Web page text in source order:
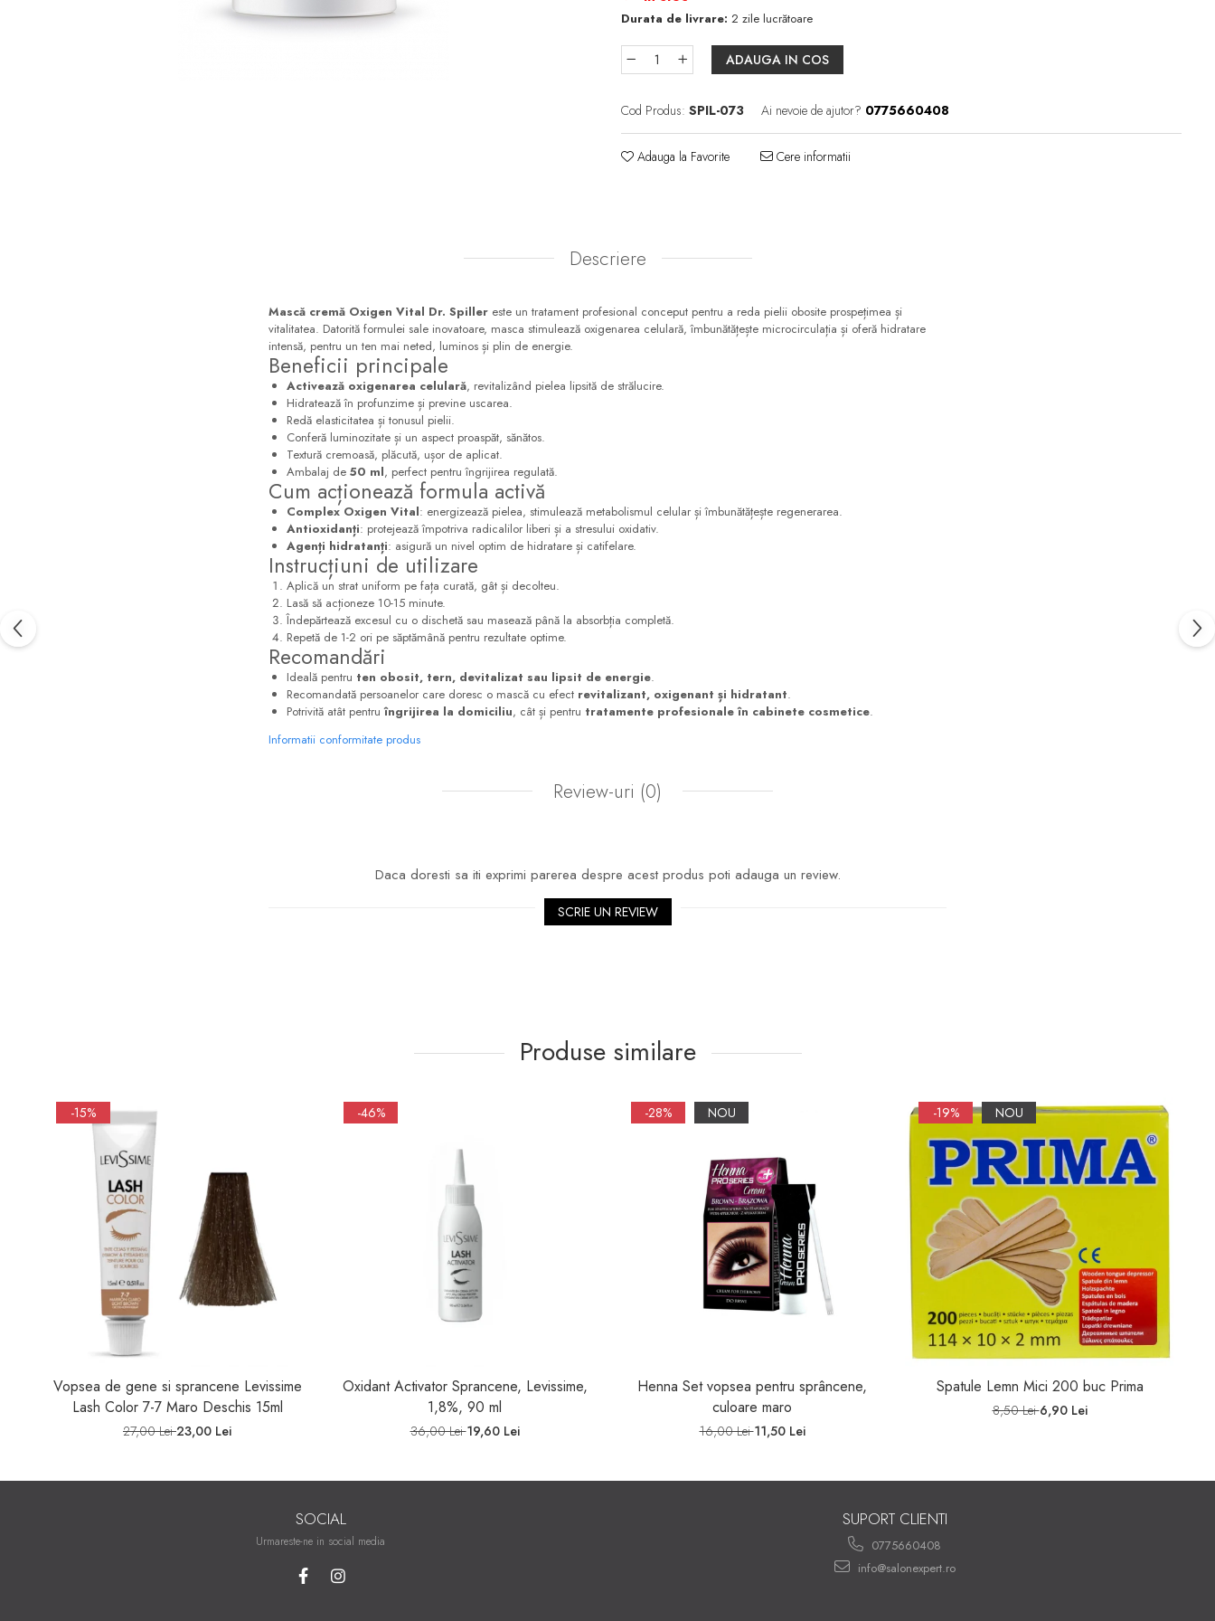
Durata de livrare: 2 zile lucrătoare
ADAUGA IN COS
Cod Produs: SPIL-073 Ai nevoie de ajutor? 0775660408
Adauga la Favorite Cere informatii
Descriere
Mască cremă Oxigen Vital Dr. Spiller este un tratament profesional conceput pentru a reda pielii obosite prospețimea și
vitalitatea. Datorită formulei sale inovatoare, masca stimulează oxigenarea celulară, îmbunătățește microcirculația și oferă hidratare
intensă, pentru un ten mai neted, luminos și plin de energie.
Beneficii principale
Activează oxigenarea celulară, revitalizând pielea lipsită de strălucire.
Hidratează în profunzime și previne uscarea.
Redă elasticitatea și tonusul pielii.
Conferă luminozitate și un aspect proaspăt, sănătos.
Textură cremoasă, plăcută, ușor de aplicat.
Ambalaj de 50 ml, perfect pentru îngrijirea regulată.
Cum acționează formula activă
Complex Oxigen Vital: energizează pielea, stimulează metabolismul celular și îmbunătățește regenerarea.
Antioxidanți: protejează împotriva radicalilor liberi și a stresului oxidativ.
Agenți hidratanți: asigură un nivel optim de hidratare și catifelare.
Instrucțiuni de utilizare
Aplică un strat uniform pe fața curată, gât și decolteu.
Lasă să acționeze 10-15 minute.
Îndepărtează excesul cu o dischetă sau masează până la absorbția completă.
Repetă de 1-2 ori pe săptămână pentru rezultate optime.
Recomandări
Ideală pentru ten obosit, tern, devitalizat sau lipsit de energie.
Recomandată persoanelor care doresc o mască cu efect revitalizant, oxigenant și hidratant.
Potrivită atât pentruîngrijirea la domiciliu, cât și pentru tratamente profesionale în cabinete cosmetice.
Informatii conformitate produs
Review-uri (0)
Daca doresti sa iti exprimi parerea despre acest produs poti adauga un review.
SCRIE UN REVIEW
Produse similare
-15%
Vopsea de gene si sprancene Levissime
Lash Color 7-7 Maro Deschis 15ml
27,00 Lei23,00 Lei
-46%
Oxidant Activator Sprancene, Levissime,
1,8%, 90 ml
36,00 Lei19,60 Lei
-28% NOU
Henna Set vopsea pentru sprâncene,
culoare maro
16,00 Lei11,50 Lei
-19% NOU
Spatule Lemn Mici 200 buc Prima
8,50 Lei6,90 Lei
SOCIAL
Urmareste-ne in social media
SUPORT CLIENTI
0775660408
info@salonexpert.ro